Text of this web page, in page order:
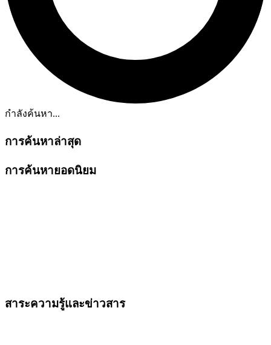
กำลังค้นหา...
การค้นหาล่าสุด
การค้นหายอดนิยม
สาระความรู้และข่าวสาร